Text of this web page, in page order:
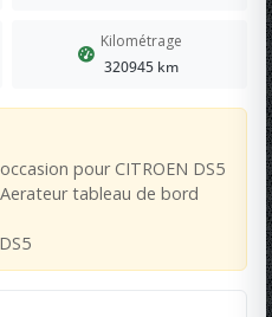
Kilométrage
320945 km
pour CITROEN DS5
Aerateur tableau de bord
DS5